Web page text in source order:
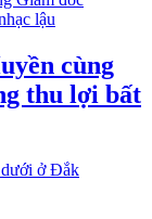
cùng
thu lợi bất